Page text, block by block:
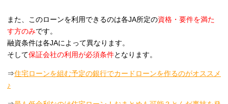
また、このローンを利用できるのは各JA所定の資格・要件を満た
す方のみです。
融資条件は各JAによって異なります。
そして保証会社の利用が必須条件となります。
⇒住宅ローンを組む予定の銀行でカードローンを作るのがオススメ
♪